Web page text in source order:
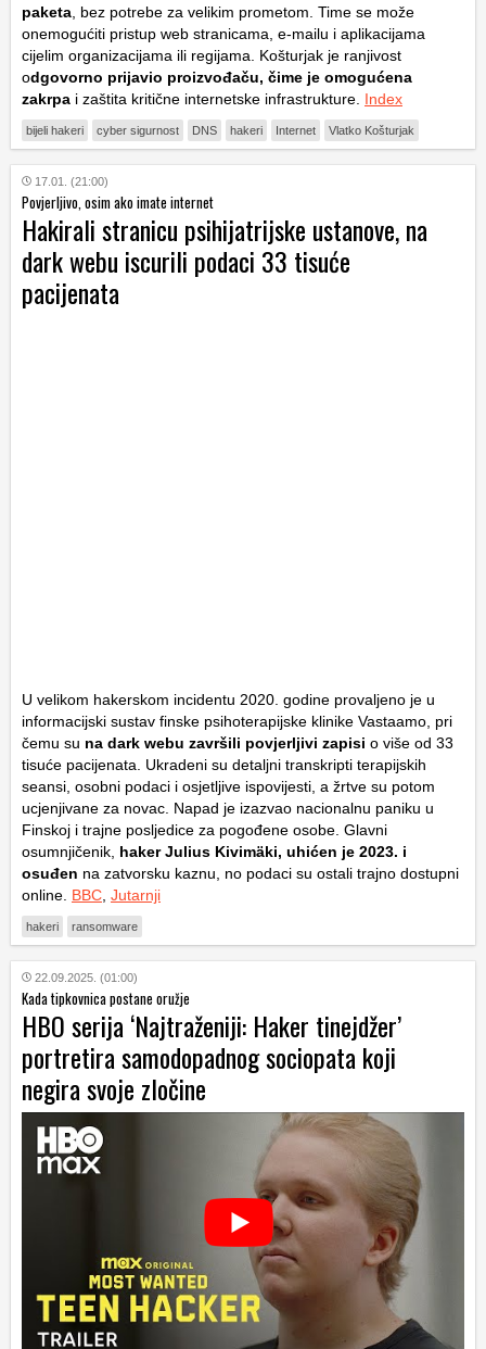
paketa , bez potrebe za velikim prometom. Time se može
onemogućiti pristup web stranicama, e-mailu i aplikacijama
cijelim organizacijama ili regijama. Košturjak je ranjivost
odgovorno prijavio proizvođaču, čime je omogućena
zakrpa i zaštita kritične internetske infrastrukture. Index
bijeli hakeri cyber sigurnost DNS hakeri Internet Vlatko Košturjak
17.01. (21:00)
Povjerljivo, osim ako imate internet
Hakirali stranicu psihijatrijske ustanove, na
dark webu iscurili podaci 33 tisuće
pacijenata
U velikom hakerskom incidentu 2020. godine provaljeno je u
informacijski sustav finske psihoterapijske klinike Vastaamo, pri
čemu su na dark webu završili povjerljivi zapisi o više od 33
tisuće pacijenata. Ukradeni su detaljni transkripti terapijskih
seansi, osobni podaci i osjetljive ispovijesti, a žrtve su potom
ucjenjivane za novac. Napad je izazvao nacionalnu paniku u
Finskoj i trajne posljedice za pogođene osobe. Glavni
osumnjičenik, haker Julius Kivimäki, uhićen je 2023. i
osuđen na zatvorsku kaznu, no podaci su ostali trajno dostupni
online. BBC, Jutarnji
hakeri ransomware
22.09.2025. (01:00)
Kada tipkovnica postane oružje
HBO serija ‘Najtraženiji: Haker tinejdžer’
portretira samodopadnog sociopata koji
negira svoje zločine